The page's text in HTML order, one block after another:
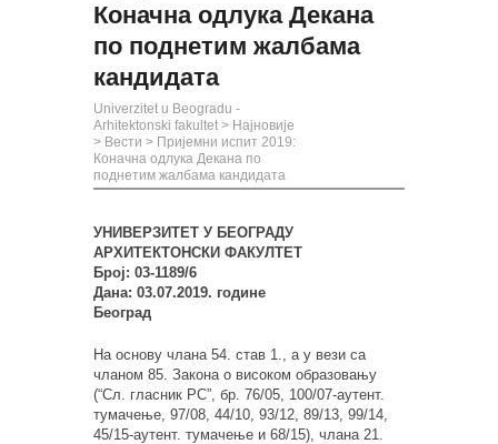
Коначна одлука Декана
по поднетим жалбама
кандидата
Univerzitet u Beogradu -
Arhitektonski fakultet > Најновије
> Вести > Пријемни испит 2019:
Коначна одлука Декана по
поднетим жалбама кандидата
УНИВЕРЗИТЕТ У БЕОГРАДУ
АРХИТЕКТОНСКИ ФАКУЛТЕТ
Број: 03-1189/6
Дана: 03.07.2019. године
Београд
На основу члана 54. став 1., а у вези са
чланом 85. Закона о високом образовању
(“Сл. гласник РС”, бр. 76/05, 100/07-аутент.
тумачење, 97/08, 44/10, 93/12, 89/13, 99/14,
45/15-аутент. тумачење и 68/15), члана 21.